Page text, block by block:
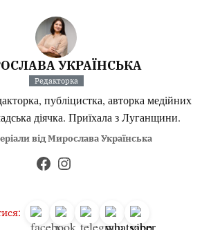
УКРАЇНСЬКА
Редакторка
публіцистка, авторка медійних
діячка. Приїхала з Луганщини.
від Мирослава Українська